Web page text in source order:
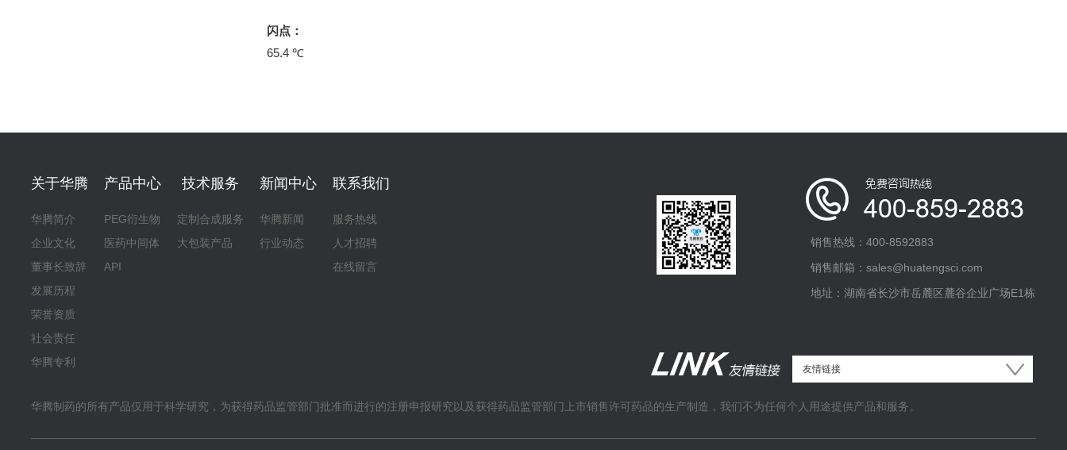
闪点：
65.4 ℃
关于华腾
华腾简介
企业文化
董事长致辞
发展历程
荣誉资质
社会责任
华腾专利
产品中心
PEG衍生物
医药中间体
API
技术服务
定制合成服务
大包装产品
新闻中心
华腾新闻
行业动态
联系我们
服务热线
人才招聘
在线留言
销售热线：400-8592883
销售邮箱：sales@huatengsci.com
地址：湖南省长沙市岳麓区麓谷企业广场E1栋
华腾制药的所有产品仅用于科学研究，为获得药品监管部门批准而进行的注册申报研究以及获得药品监管部门上市销售许可药品的生产制造，我们不为任何个人用途提供产品和服务。